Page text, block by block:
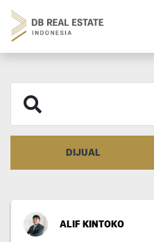
DIJUAL
ALIF KINTOKO